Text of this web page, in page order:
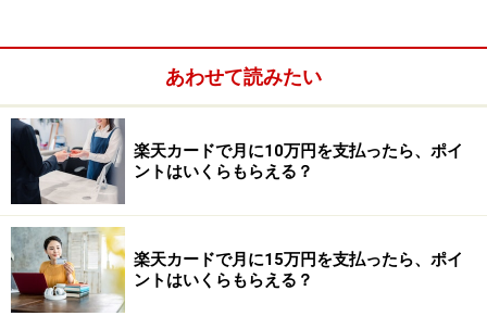
しょう。個人情報とは、個人に帰属するすべての情報を
指します。住所、氏名、年齢、性別、家族構成、勤務
先、出身地、趣味などです。さらには、年収、資産、借
金の額、不倫関係などあまり人に知られたくない情報も
含まれます。パソコンのメールアドレスも個人に帰属す
る個人情報といえるでしょう。
この中で、住所、氏名、年齢、性別は、基本４情報とい
われ、もっとも基礎的な情報になります。この他に、セ
あわせて読みたい
楽天カードで月に10万円を支払ったら、ポイ
ントはいくらもらえる？
楽天カードで月に15万円を支払ったら、ポイ
ントはいくらもらえる？